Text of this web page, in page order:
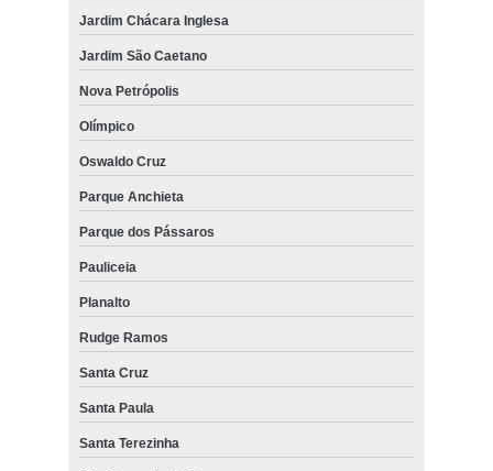
Jardim Chácara Inglesa
Jardim São Caetano
Nova Petrópolis
Olímpico
Oswaldo Cruz
Parque Anchieta
Parque dos Pássaros
Pauliceia
Planalto
Rudge Ramos
Santa Cruz
Santa Paula
Santa Terezinha